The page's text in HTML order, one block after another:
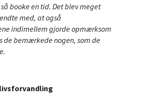
booke en tid. Det blev meget
med, at også
indimellem gjorde opmærksom
de bemærkede nogen, som de